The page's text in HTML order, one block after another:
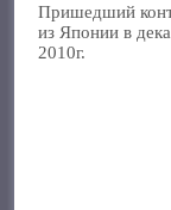
Пришедший
из Японии в
2010г.